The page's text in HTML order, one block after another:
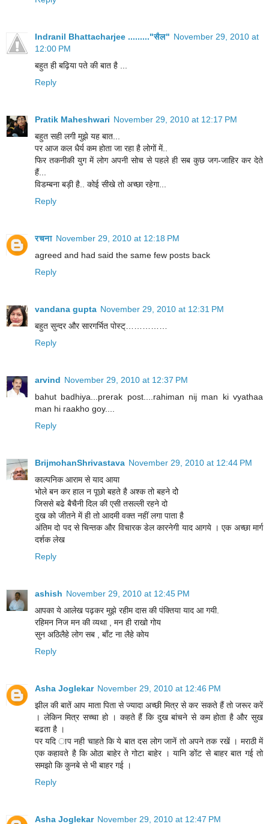
Indranil Bhattacharjee ........."सैल" November 29, 2010 at
12:00 PM
बहुत ही बढ़िया पते की बात है ...
Reply
Pratik Maheshwari November 29, 2010 at 12:17 PM
बहुत सही लगी मुझे यह बात...
पर आज कल धैर्य कम होता जा रहा है लोगों में..
फिर तकनीकी युग में लोग अपनी सोच से पहले ही सब कुछ जग-जाहिर कर देते
हैं...
विडम्बना बड़ी है.. कोई सीखे तो अच्छा रहेगा...
Reply
रचना November 29, 2010 at 12:18 PM
agreed and had said the same few posts back
Reply
vandana gupta November 29, 2010 at 12:31 PM
बहुत सुन्दर और सारगर्भित पोस्ट्……………
Reply
arvind November 29, 2010 at 12:37 PM
bahut badhiya...prerak post....rahiman nij man ki vyathaa
man hi raakho goy....
Reply
BrijmohanShrivastava November 29, 2010 at 12:44 PM
काल्पनिक आराम से याद आया
भोले बन कर हाल न पूछो बहते है अश्क तो बहने दोे
जिससे बढे बैचैनी दिल की एसी तसल्ली रहने दो
दुख को जीतने में ही तो आदमी वक्त नहीं लगा पाता है
अंतिम दो पद से चिन्तक और विचारक डेल कारनेगी याद आगये । एक अच्छा मार्ग
दर्शक लेख
Reply
ashish November 29, 2010 at 12:45 PM
आपका ये आलेख पढ़कर मुझे रहीम दास की पंक्तिया याद आ गयी.
रहिमन निज मन की व्यथा , मन ही राखो गोय
सुन अठिलैहे लोग सब , बाँट ना लैहे कोय
Reply
Asha Joglekar November 29, 2010 at 12:46 PM
झील की बातें आप माता पिता से ज्यादा अच्छी मित्र से कर सकते हैं तो जरूर करें
। लेकिन मित्र सच्चा हो । कहते हैं कि दुख बांचने से कम होता है और सुख
बढता है ।
पर यदि ाप नही चाहते कि ये बात दस लोग जानें तो अपने तक रखें । मराठी में
एक कहावते है कि ओठा बाहेर ते गोटा बाहेर । यानि ङोंट से बाहर बात गई तो
समझो कि कुनबे से भी बाहर गई ।
Reply
Asha Joglekar November 29, 2010 at 12:47 PM